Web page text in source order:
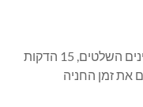
החניה בתשלום במרכז העיר. היכן שמציינים השלטים, 15 הדקות
את זמן החניה